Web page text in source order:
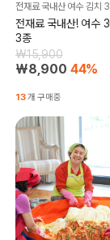
전재료 국내산 여수 김
전재료 국내산! 여수
3종
₩15,900
₩8,900 44%
13개 구매중